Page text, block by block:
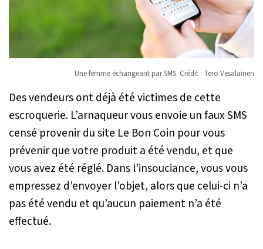
Une femme échangeant par SMS. Crédit : Tero Vesalainen
Des vendeurs ont déjà été victimes de cette
escroquerie. L’arnaqueur vous envoie un faux SMS
censé provenir du site Le Bon Coin pour vous
prévenir que votre produit a été vendu, et que
vous avez été réglé. Dans l’insouciance, vous vous
empressez d’envoyer l’objet, alors que celui-ci n’a
pas été vendu et qu’aucun paiement n’a été
effectué.